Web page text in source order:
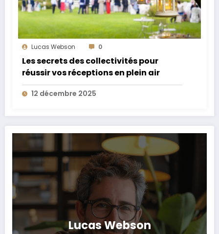
Lucas Webson 0
Les secrets des collectivités pour
réussir vos réceptions en plein air
12 décembre 2025
Lucas Webson